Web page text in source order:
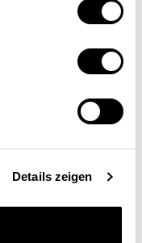
Details zeigen